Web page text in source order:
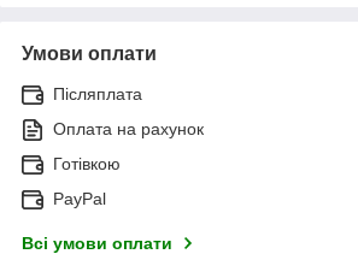
Умови оплати
Післяплата
Оплата на рахунок
Готівкою
PayPal
Всі умови оплати